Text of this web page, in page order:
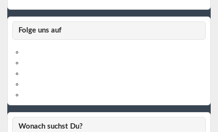
Folge uns auf
Wonach suchst Du?